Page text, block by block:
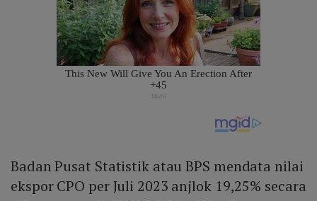
Badan Pusat Statistik atau BPS mendata nilai
ekspor CPO per Juli 2023 anjlok 19,25% secara